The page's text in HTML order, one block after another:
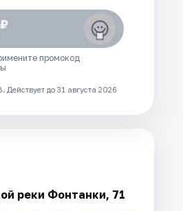
промокод
Действует до 31 августа 2026
реки Фонтанки, 71